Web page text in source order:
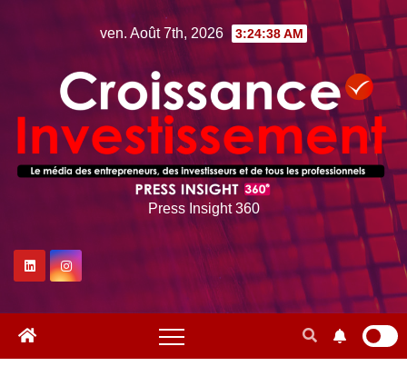
ven. Août 7th, 2026 3:24:38 AM
Press Insight 360